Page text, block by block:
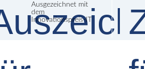
Ausgezeichnet mit
dem
Innovationspreis-IT